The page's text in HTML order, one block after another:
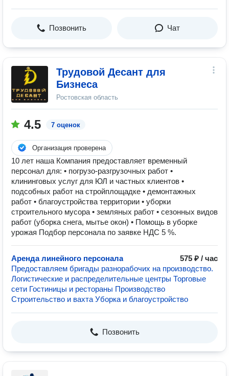
Позвонить Чат
Трудовой Десант для
Бизнеса
Ростовская область
4.5 7 оценок
Организация проверена
10 лет наша Компания предоставляет временный
персонал для: • погрузо-разгрузочных работ •
клининговых услуг для ЮЛ и частных клиентов •
подсобных работ на стройплощадке • демонтажных
работ • благоустройства территории • уборки
строительного мусора • земляных работ • сезонных видов
работ (уборка снега, мытье окон) • Помощь в уборке
урожая Подбор персонала по заявке НДС 5 %.
Аренда линейного персонала
575 ₽ / час
Предоставляем бригады разнорабочих на производство.
Логистические и распределительные центры Торговые
сети Гостиницы и рестораны Производство
Строительство и вахта Уборка и благоустройство
Позвонить